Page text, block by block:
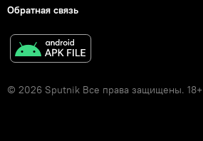
Обратная связь
© 2026 Sputnik Все права защищены. 18+